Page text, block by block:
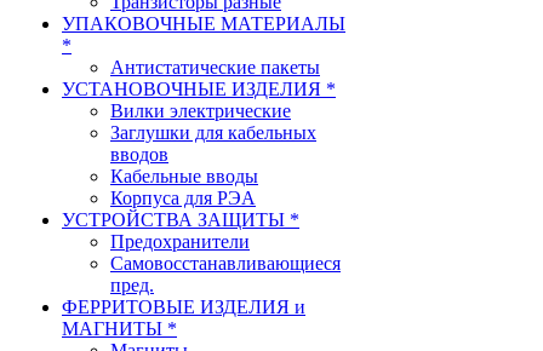
УПАКОВОЧНЫЕ МАТЕРИАЛЫ
*
Антистатические пакеты
УСТАНОВОЧНЫЕ ИЗДЕЛИЯ *
Вилки электрические
Заглушки для кабельных
вводов
Кабельные вводы
Корпуса для РЭА
УСТРОЙСТВА ЗАЩИТЫ *
Предохранители
Самовосстанавливающиеся
пред.
ФЕРРИТОВЫЕ ИЗДЕЛИЯ и
МАГНИТЫ *